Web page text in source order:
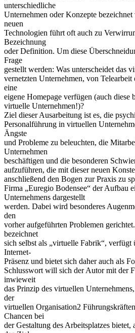
unterschiedliche
Unternehmen oder Konzepte
neuen
Technologien führt oft auch zu
Bezeichnung
oder Definition. Um diese
Frage
gestellt werden: Was unterscheidet das
vernetzten Unternehmen, von
eine
eigene Homepage verfügen (auch diese
virtuelle Unternehmen!)?
Ziel dieser Ausarbeitung ist es, die
Personalführung in virtuellen
Ängste
und Probleme zu beleuchten, die
Unternehmen
beschäftigen und die besonderen
aufzuführen, die mit dieser neuen
anschließend den Bogen zur Praxis zu
Firma „Euregio Bodensee“ der Aufbau
Unternehmens dargestellt
werden. Dabei wird besonderes
den
vorher aufgeführten Problemen
bezeichnet
sich selbst als „virtuelle Fabrik“, verfügt
Internet-
Präsenz und bietet sich daher auch als
Schlusswort will sich der Autor mit der
inwieweit
das Prinzip des virtuellen
der
virtuellen Organisation2
Chancen bei
der Gestaltung des Arbeitsplatzes